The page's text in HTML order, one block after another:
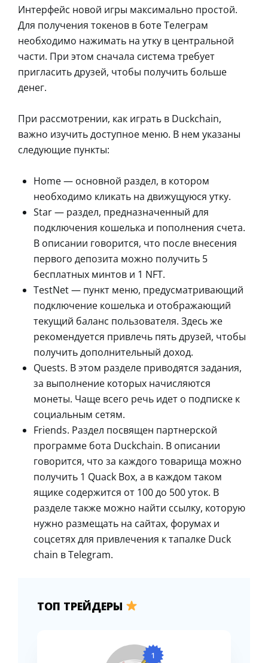
Интерфейс новой игры максимально простой.
Для получения токенов в боте Телеграм
необходимо нажимать на утку в центральной
части. При этом сначала система требует
пригласить друзей, чтобы получить больше
денег.
При рассмотрении, как играть в Duckchain,
важно изучить доступное меню. В нем указаны
следующие пункты:
Home — основной раздел, в котором
необходимо кликать на движущуюся утку.
Star — раздел, предназначенный для
подключения кошелька и пополнения счета.
В описании говорится, что после внесения
первого депозита можно получить 5
бесплатных минтов и 1 NFT.
TestNet — пункт меню, предусматривающий
подключение кошелька и отображающий
текущий баланс пользователя. Здесь же
рекомендуется привлечь пять друзей, чтобы
получить дополнительный доход.
Quests. В этом разделе приводятся задания,
за выполнение которых начисляются
монеты. Чаще всего речь идет о подписке к
социальным сетям.
Friends. Раздел посвящен партнерской
программе бота Duckchain. В описании
говорится, что за каждого товарища можно
получить 1 Quack Box, а в каждом таком
ящике содержится от 100 до 500 уток. В
разделе также можно найти ссылку, которую
нужно размещать на сайтах, форумах и
соцсетях для привлечения к тапалке Duck
chain в Telegram.
ТОП ТРЕЙДЕРЫ
1